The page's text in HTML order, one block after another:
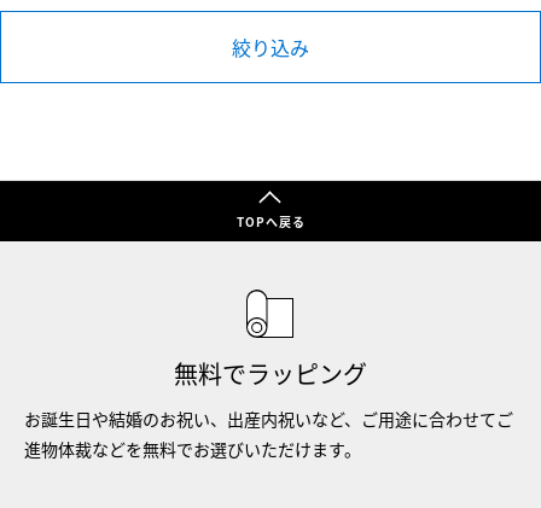
絞り込み
TOPへ戻る
無料でラッピング
お誕生日や結婚のお祝い、出産内祝いなど、ご用途に合わせてご
進物体裁などを無料でお選びいただけます。